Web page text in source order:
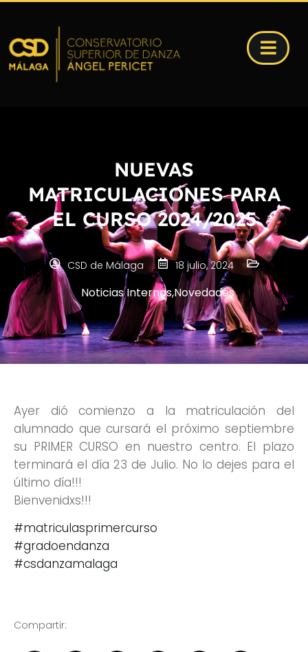
NUEVAS
MATRICULACIONES PARA
EL CURSO 2024/2025
CSD de Málaga 18 julio, 2024
Noticias Internas,Novedades
Ayer dió comienzo a la matriculación del
alumnado que cursará el próximo septiembre
su PRIMER CURSO en nuestro centro. El plazo
terminará el día 23 de Julio. No lo dejes para el
último día!!!
Bienvenidxs!!!
#matriculasprimercurso
#gradoendanza
#csdanzamalaga
Compartir: